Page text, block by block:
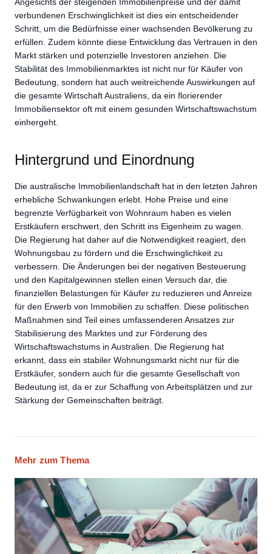
Angesichts der steigenden Immobilienpreise und der damit
verbundenen Erschwinglichkeit ist dies ein entscheidender
Schritt, um die Bedürfnisse einer wachsenden Bevölkerung zu
erfüllen. Zudem könnte diese Entwicklung das Vertrauen in den
Markt stärken und potenzielle Investoren anziehen. Die
Stabilität des Immobilienmarktes ist nicht nur für Käufer von
Bedeutung, sondern hat auch weitreichende Auswirkungen auf
die gesamte Wirtschaft Australiens, da ein florierender
Immobiliensektor oft mit einem gesunden Wirtschaftswachstum
einhergeht.
Hintergrund und Einordnung
Die australische Immobilienlandschaft hat in den letzten Jahren
erhebliche Schwankungen erlebt. Hohe Preise und eine
begrenzte Verfügbarkeit von Wohnraum haben es vielen
Erstkäufern erschwert, den Schritt ins Eigenheim zu wagen.
Die Regierung hat daher auf die Notwendigkeit reagiert, den
Wohnungsbau zu fördern und die Erschwinglichkeit zu
verbessern. Die Änderungen bei der negativen Besteuerung
und den Kapitalgewinnen stellen einen Versuch dar, die
finanziellen Belastungen für Käufer zu reduzieren und Anreize
für den Erwerb von Immobilien zu schaffen. Diese politischen
Maßnahmen sind Teil eines umfassenderen Ansatzes zur
Stabilisierung des Marktes und zur Förderung des
Wirtschaftswachstums in Australien. Die Regierung hat
erkannt, dass ein stabiler Wohnungsmarkt nicht nur für die
Erstkäufer, sondern auch für die gesamte Gesellschaft von
Bedeutung ist, da er zur Schaffung von Arbeitsplätzen und zur
Stärkung der Gemeinschaften beiträgt.
Mehr zum Thema